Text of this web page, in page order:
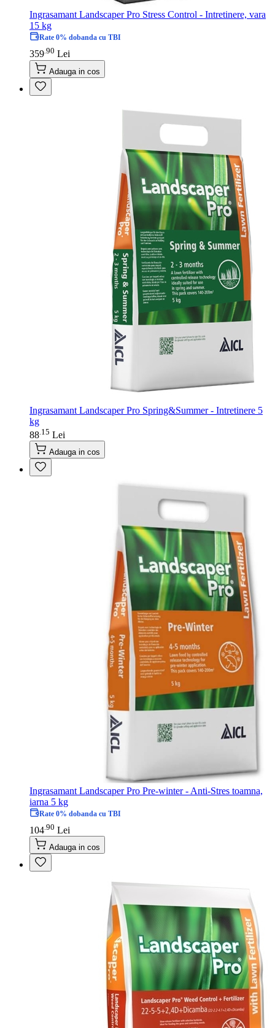
Ingrasamant Landscaper Pro Stress Control - Intretinere, vara
15 kg
Rate 0% dobanda cu TBI
359 90 Lei
Adauga in cos
Ingrasamant Landscaper Pro Spring&Summer - Intretinere 5
kg
88 15 Lei
Adauga in cos
Ingrasamant Landscaper Pro Pre-winter - Anti-Stres toamna,
iarna 5 kg
Rate 0% dobanda cu TBI
104 90 Lei
Adauga in cos